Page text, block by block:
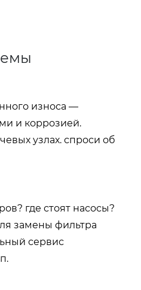
износа —
и коррозией.
узлах. спроси об
где стоят насосы?
замены фильтра
сервис